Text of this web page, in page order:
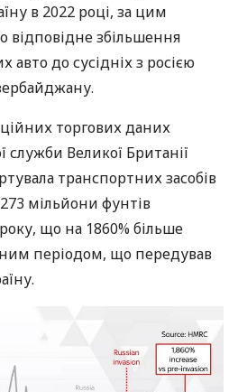
в 2022 році, за цим
відповідне збільшення
авто до сусідніх з росією
торгових даних
служби Великої Британії
транспортних засобів
мільйони фунтів
що на 1860% більше
періодом, що передував